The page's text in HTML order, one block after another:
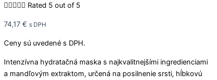
 Rated 5 out of 5
74,17 € s DPH
Ceny sú uvedené s DPH.
Intenzívna hydratačná maska ​​s najkvalitnejšími ingredienciami
a mandľovým extraktom, určená na posilnenie srsti, hĺbkovú